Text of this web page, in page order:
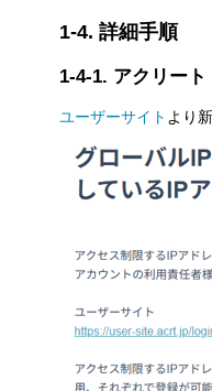
1-4. 詳細手順
1-4-1. アクリート
ユーザーサイト より